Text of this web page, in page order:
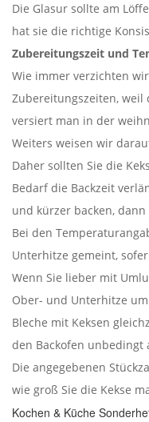
Die Glasur sollte am
hat sie die richtige
Zubereitungszeit und
Wie immer verzichten
Zubereitungszeiten, weil
versiert man in der
Weiters weisen wir
Daher sollten Sie die
Bedarf die Backzeit
und kürzer backen,
Bei den
Unterhitze gemeint,
Wenn Sie lieber mit
Ober- und Unterhitze
Bleche mit Keksen
den Backofen unbedingt
Die angegebenen
wie groß Sie die Kekse
Kochen & Küche